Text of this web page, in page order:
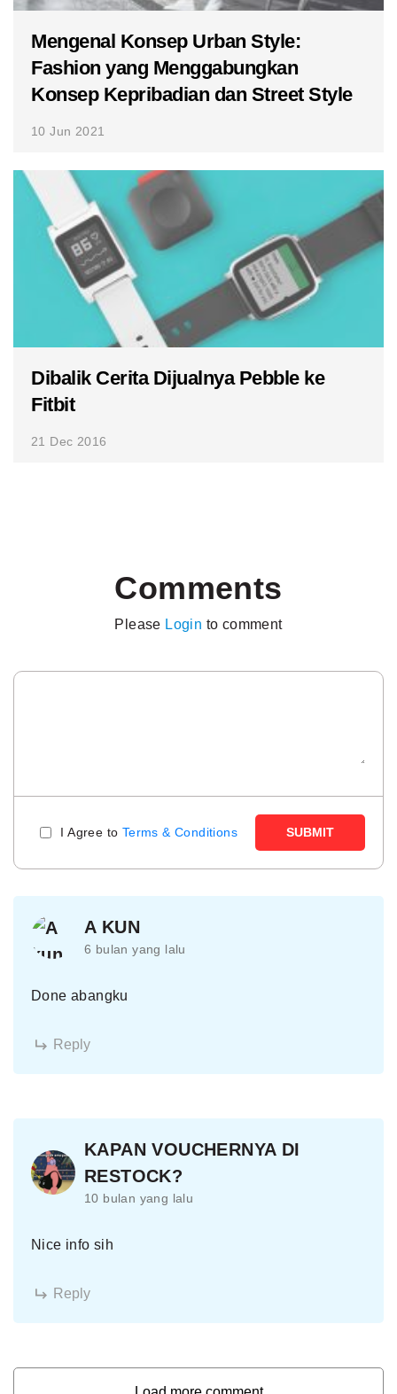
Mengenal Konsep Urban Style:
Fashion yang Menggabungkan
Konsep Kepribadian dan Street Style
10 Jun 2021
Dibalik Cerita Dijualnya Pebble ke
Fitbit
21 Dec 2016
Comments
Please Login to comment
I Agree to Terms & Conditions SUBMIT
A KUN
6 bulan yang lalu
Done abangku
Reply
KAPAN VOUCHERNYA DI
RESTOCK?
10 bulan yang lalu
Nice info sih
Reply